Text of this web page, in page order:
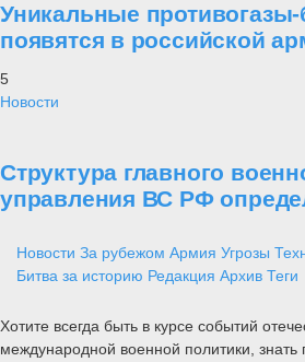
Уникальные
появятся в российской
5
Новости
Структура главного
управления ВС РФ
Новости За рубежом Армия Угрозы
Битва за историю Редакция Архив Теги
Хотите всегда быть в курсе событий
международной военной политики,